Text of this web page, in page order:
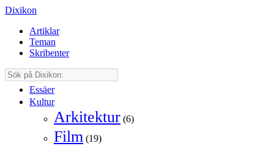
Dixikon
Artiklar
Teman
Skribenter
Essäer
Kultur
Arkitektur (6)
Film (19)